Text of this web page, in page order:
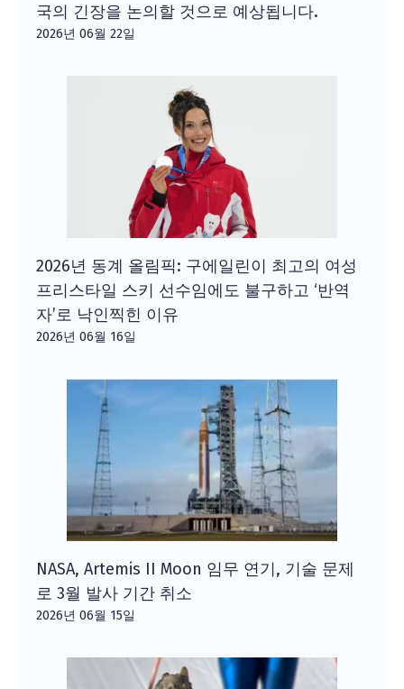
국의 긴장을 논의할 것으로 예상됩니다.
2026년 06월 22일
2026년 동계 올림픽: 구에일린이 최고의 여성
프리스타일 스키 선수임에도 불구하고 ‘반역
자’로 낙인찍힌 이유
2026년 06월 16일
NASA, Artemis II Moon 임무 연기, 기술 문제
로 3월 발사 기간 취소
2026년 06월 15일